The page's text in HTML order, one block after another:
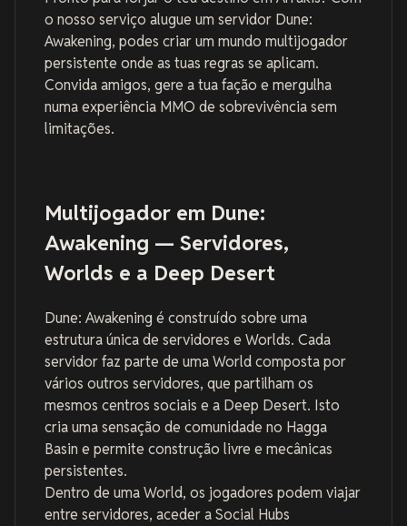
o nosso serviço alugue um servidor Dune:
Awakening, podes criar um mundo multijogador
persistente onde as tuas regras se aplicam.
Convida amigos, gere a tua fação e mergulha
numa experiência MMO de sobrevivência sem
limitações.
Multijogador em Dune:
Awakening — Servidores,
Worlds e a Deep Desert
Dune: Awakening é construído sobre uma
estrutura única de servidores e Worlds. Cada
servidor faz parte de uma World composta por
vários outros servidores, que partilham os
mesmos centros sociais e a Deep Desert. Isto
cria uma sensação de comunidade no Hagga
Basin e permite construção livre e mecânicas
persistentes.
Dentro de uma World, os jogadores podem viajar
entre servidores, aceder a Social Hubs